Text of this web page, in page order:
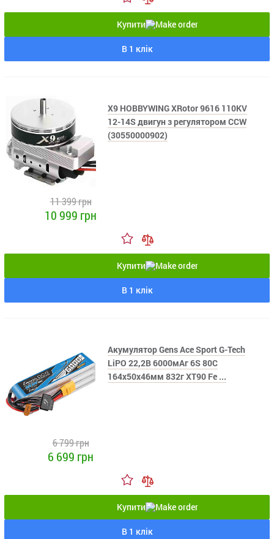
Купити
В 1 клік
X9 HOBBYWING XRotor 9616 110KV
12-14S двигун з регулятором CCW
(30550000902)
11 399 грн
10 999 грн
Купити
В 1 клік
Акумулятор Gens Ace Sport G-Tech
LiPO 22,2В 6000мАг 6S 80C
164х50х46мм 832г XT90 Fe ...
6 799 грн
6 699 грн
Купити
В 1 клік